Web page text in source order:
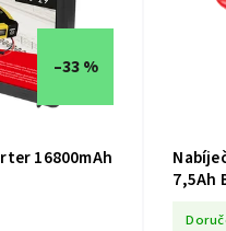
–33 %
16800mAh
7,5Ah